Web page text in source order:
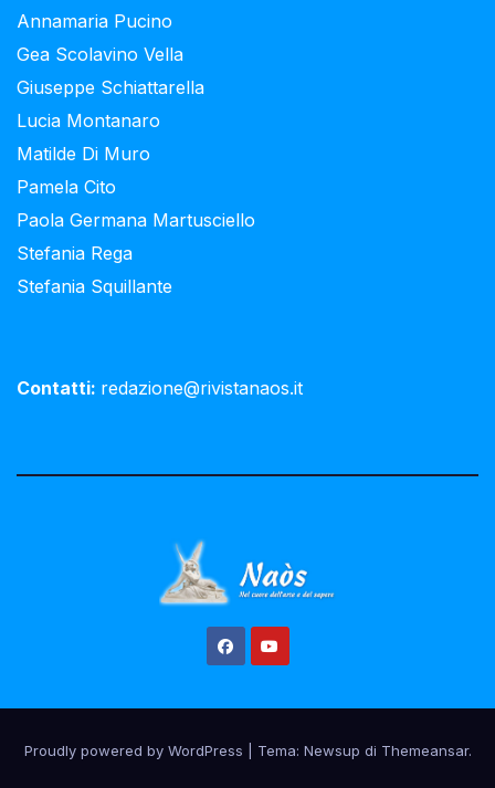
Annamaria Pucino
Gea Scolavino Vella
Giuseppe Schiattarella
Lucia Montanaro
Matilde Di Muro
Pamela Cito
Paola Germana Martusciello
Stefania Rega
Stefania Squillante
Contatti: redazione@rivistanaos.it
Proudly powered by WordPress Tema: Newsup di Themeansar.